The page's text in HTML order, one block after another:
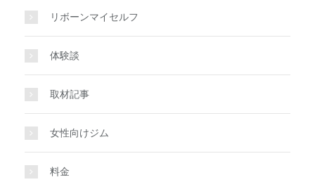
リボーンマイセルフ
体験談
取材記事
女性向けジム
料金